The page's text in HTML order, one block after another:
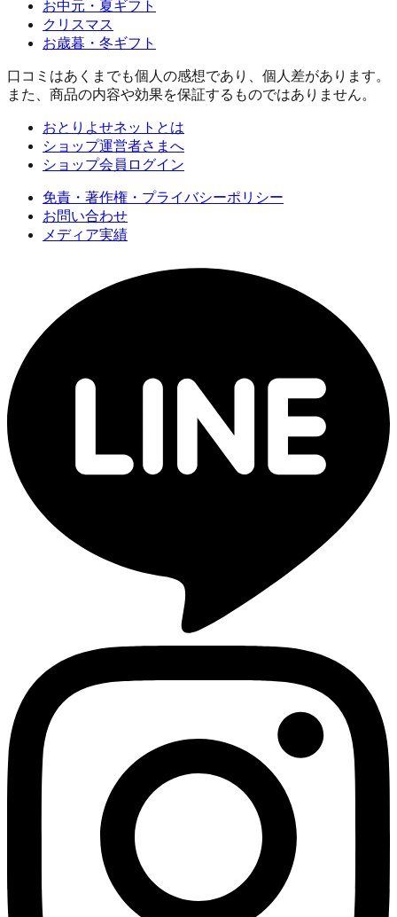
お中元・夏ギフト
クリスマス
お歳暮・冬ギフト
口コミはあくまでも個人の感想であり、個人差があります。
また、商品の内容や効果を保証するものではありません。
おとりよせネットとは
ショップ運営者さまへ
ショップ会員ログイン
免責・著作権・プライバシーポリシー
お問い合わせ
メディア実績